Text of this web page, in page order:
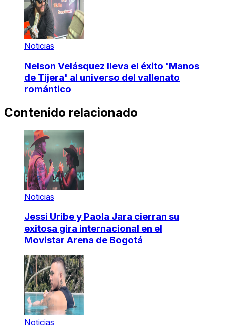
Noticias
Nelson Velásquez lleva el éxito 'Manos
de Tijera' al universo del vallenato
romántico
Contenido relacionado
Noticias
Jessi Uribe y Paola Jara cierran su
exitosa gira internacional en el
Movistar Arena de Bogotá
Noticias